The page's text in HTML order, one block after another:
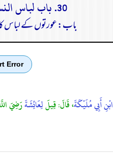
30. باب لباس النساء
باب: عورتوں کے لباس
Error
ابْنِ أَبِي مُلَيْكَةَ، قَالَ: قِيلَلِعَائِشَةَرَضِيَ